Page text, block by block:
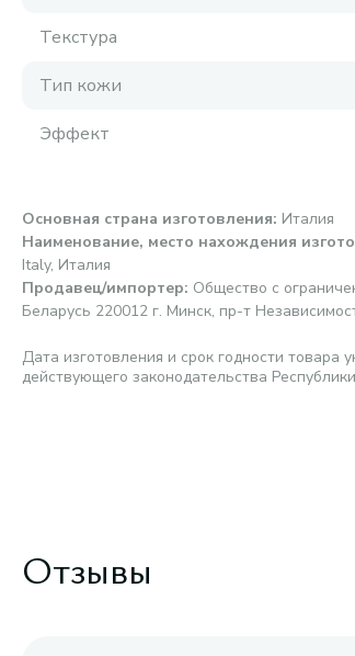
Текстура
Тип кожи
Эффект
Основная страна изготовления: Италия
Наименование, место нахождения
Italy, Италия
Продавец/импортер: Общество с
Беларусь 220012 г. Минск, пр-т
Дата изготовления и срок годности товара
действующего законодательства
Отзывы